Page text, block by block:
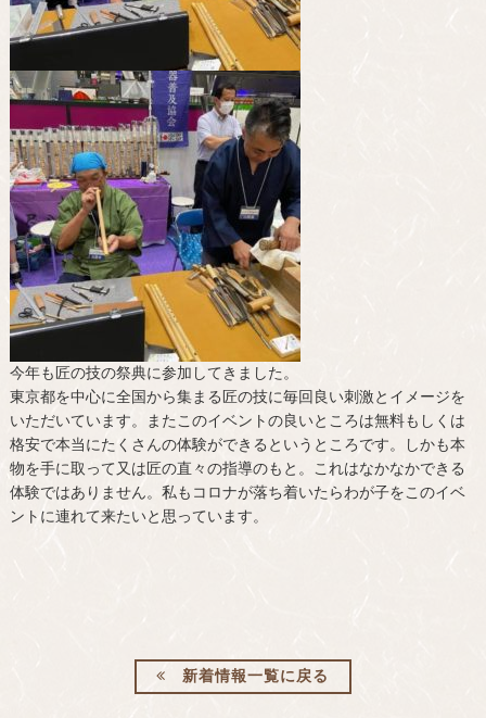
今年も匠の技の祭典に参加してきました。
東京都を中心に全国から集まる匠の技に毎回良い刺激とイメージを
いただいています。またこのイベントの良いところは無料もしくは
格安で本当にたくさんの体験ができるというところです。しかも本
物を手に取って又は匠の直々の指導のもと。これはなかなかできる
体験ではありません。私もコロナが落ち着いたらわが子をこのイベ
ントに連れて来たいと思っています。
新着情報一覧に戻る